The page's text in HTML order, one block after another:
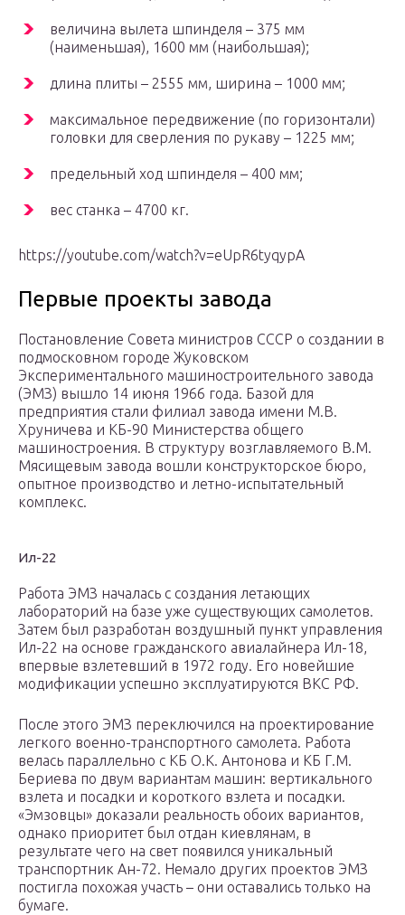
величина вылета шпинделя – 375 мм
(наименьшая), 1600 мм (наибольшая);
длина плиты – 2555 мм, ширина – 1000 мм;
максимальное передвижение (по горизонтали)
головки для сверления по рукаву – 1225 мм;
предельный ход шпинделя – 400 мм;
вес станка – 4700 кг.
https://youtube.com/watch?v=eUpR6tyqypA
Первые проекты завода
Постановление Совета министров СССР о создании в
подмосковном городе Жуковском
Экспериментального машиностроительного завода
(ЭМЗ) вышло 14 июня 1966 года. Базой для
предприятия стали филиал завода имени М.В.
Хруничева и КБ-90 Министерства общего
машиностроения. В структуру возглавляемого В.М.
Мясищевым завода вошли конструкторское бюро,
опытное производство и летно-испытательный
комплекс.
Ил-22
Работа ЭМЗ началась с создания летающих
лабораторий на базе уже существующих самолетов.
Затем был разработан воздушный пункт управления
Ил-22 на основе гражданского авиалайнера Ил-18,
впервые взлетевший в 1972 году. Его новейшие
модификации успешно эксплуатируются ВКС РФ.
После этого ЭМЗ переключился на проектирование
легкого военно-транспортного самолета. Работа
велась параллельно с КБ О.К. Антонова и КБ Г.М.
Бериева по двум вариантам машин: вертикального
взлета и посадки и короткого взлета и посадки.
«Эмзовцы» доказали реальность обоих вариантов,
однако приоритет был отдан киевлянам, в
результате чего на свет появился уникальный
транспортник Ан-72. Немало других проектов ЭМЗ
постигла похожая участь – они оставались только на
бумаге.